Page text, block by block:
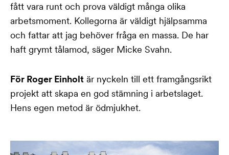
fått vara runt och prova väldigt många olika
arbetsmoment. Kollegorna är väldigt hjälpsamma
och fattar att jag behöver fråga en massa. De har
haft grymt tålamod, säger Micke Svahn.
För Roger Einholt är nyckeln till ett framgångsrikt
projekt att skapa en god stämning i arbetslaget.
Hens egen metod är ödmjukhet.